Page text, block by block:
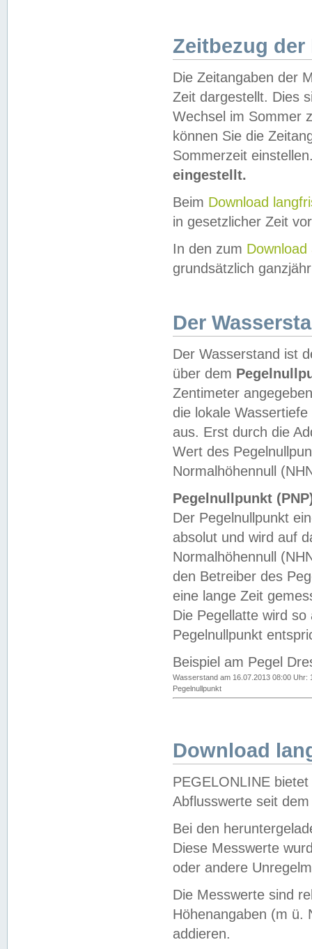
Zeitbezug der
Die Zeitangaben der
Zeit dargestellt. Dies
Wechsel im Sommer
können Sie die
Sommerzeit
eingestellt.
Beim Download
in gesetzlicher Zeit
In den zum Download
grundsätzlich
Der
Der Wasserstand ist
über dem
Zentimeter
die lokale
aus. Erst durch die
Wert des
Normalhöhennull
Pegelnullpunkt
Der Pegelnullpunkt
absolut und wird auf
Normalhöhennull
den Betreiber des
eine lange Zeit
Die Pegellatte wird
Pegelnullpunkt
Beispiel am Pegel
Wasserstand am 16.07.2013 08:00 Uhr:
Pegelnullpunkt
Download
PEGELONLINE
Abflusswerte seit
Bei den
Diese Messwerte
oder andere
Die Messwerte sind
Höhenangaben (m ü.
addieren.